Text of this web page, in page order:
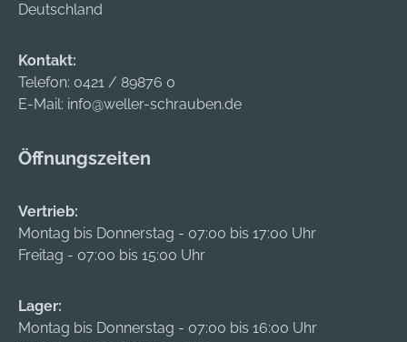
Deutschland
Kontakt:
Telefon: 0421 / 89876 0
E-Mail: info@weller-schrauben.de
Öffnungszeiten
Vertrieb:
Montag bis Donnerstag - 07:00 bis 17:00 Uhr
Freitag - 07:00 bis 15:00 Uhr
Lager:
Montag bis Donnerstag - 07:00 bis 16:00 Uhr